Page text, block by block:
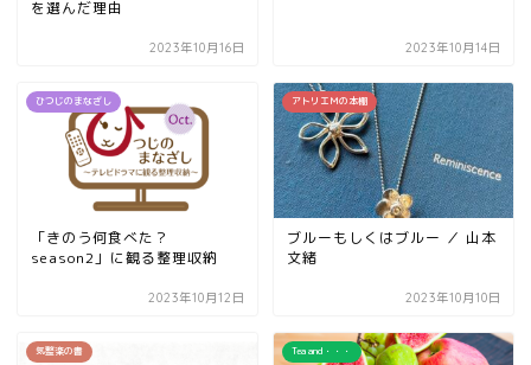
を選んだ理由
2023年10月16日 2023年10月14日
ひつじのまなざし
「きのう何食べた？
season2」に観る整理収納
2023年10月12日
アトリエＭの本棚
ブルーもしくはブルー ／ 山本
文緒
2023年10月10日
気整楽の書 Tea and・・・